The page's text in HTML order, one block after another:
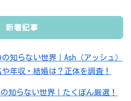
新着記事
知らない世界｜Ash（アッシュ）
や年収・結婚は？正体を調査！
知らない世界｜たくぽん厳選！